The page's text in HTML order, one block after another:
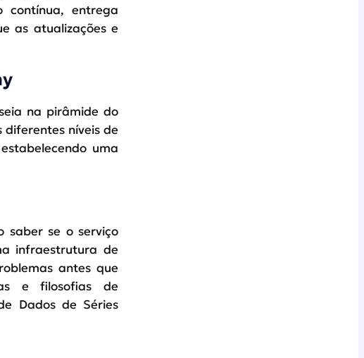
contínua, entrega
as atualizações e
na pirâmide do
diferentes níveis de
uma
saber se o serviço
infraestrutura de
antes que
e filosofias de
Dados de Séries